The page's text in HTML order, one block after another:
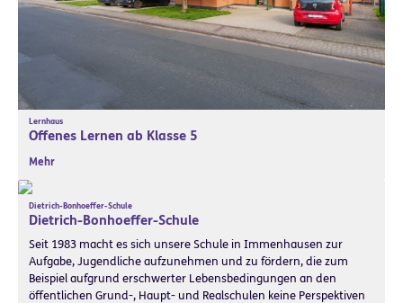
Lernhaus
Offenes Lernen ab Klasse 5
Mehr
Dietrich-Bonhoeffer-Schule
Dietrich-Bonhoeffer-Schule
Seit 1983 macht es sich unsere Schule in Immenhausen zur
Aufgabe, Jugendliche aufzunehmen und zu fördern, die zum
Beispiel aufgrund erschwerter Lebensbedingungen an den
öffentlichen Grund-, Haupt- und Realschulen keine Perspektiven